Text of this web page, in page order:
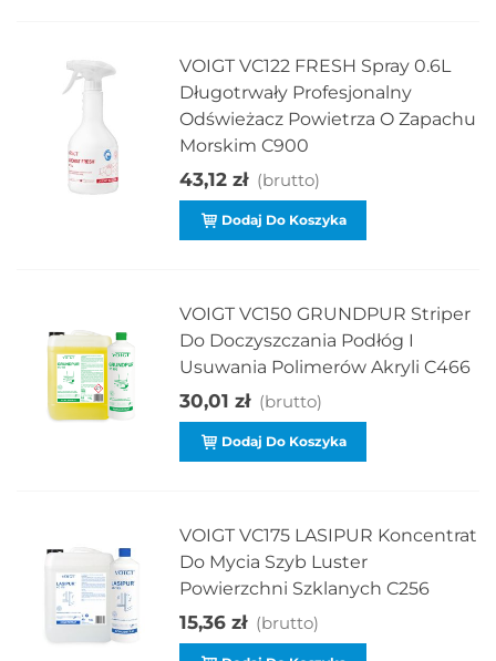
VOIGT VC122 FRESH Spray 0.6L
Długotrwały Profesjonalny
Odświeżacz Powietrza O Zapachu
Morskim C900
43,12 zł (brutto)
Dodaj Do Koszyka
VOIGT VC150 GRUNDPUR Striper
Do Doczyszczania Podłóg I
Usuwania Polimerów Akryli C466
30,01 zł (brutto)
Dodaj Do Koszyka
VOIGT VC175 LASIPUR Koncentrat
Do Mycia Szyb Luster
Powierzchni Szklanych C256
15,36 zł (brutto)